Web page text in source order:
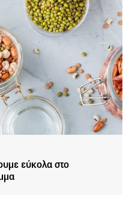
εύκολα στο